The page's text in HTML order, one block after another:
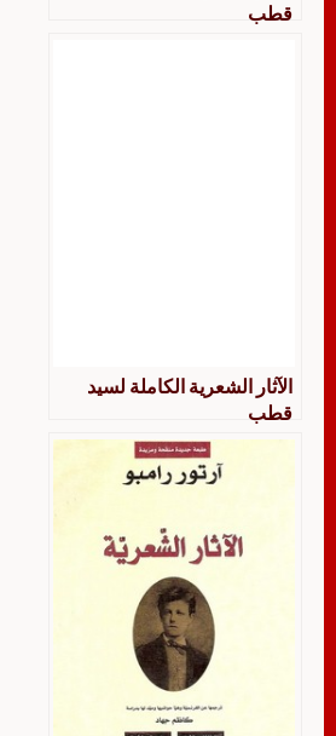
قطب
الآثار الشعرية الكاملة لسيد
قطب